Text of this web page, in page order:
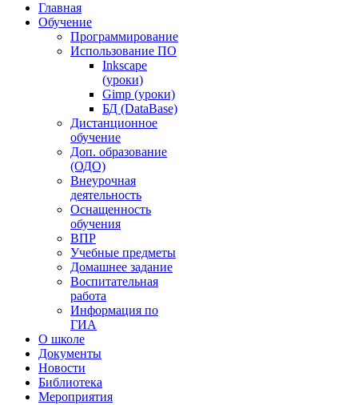
Главная
Обучение
Программирование
Использование ПО
Inkscape
(уроки)
Gimp (уроки)
БД (DataBase)
Дистанционное
обучение
Доп. образование
(ОДО)
Внеурочная
деятельность
Оснащенность
обучения
ВПР
Учебные предметы
Домашнее задание
Воспитательная
работа
Информация по
ГИА
О школе
Документы
Новости
Библиотека
Мероприятия